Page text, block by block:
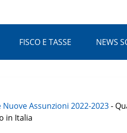
FISCO E TASSE NEWS
Nuove Assunzioni 2022-2023-
in Italia